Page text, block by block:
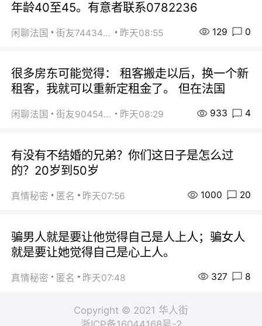
年龄40至45。有意者联系0782236
闲聊法国 街友74434350 昨天08:55 129 0
很多房东可能觉得： 租客搬走以后，换一个新
租客，我就可以重新定租金了。 但在法国
闲聊法国 街友90454511 昨天08:29 933 4
有没有不结婚的兄弟？你们这日子是怎么过
的？20岁到50岁
真情秘密 匿名 昨天07:56 1000 20
骗男人就是要让他觉得自己是人上人；骗女人
就是要让她觉得自己是心上人。
真情秘密 匿名 昨天07:48 327 8
Copyright © 2021 华人街